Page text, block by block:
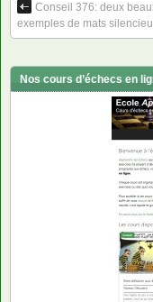
Conseil 376: deux
exemples de mats
Nos cours d’échecs en